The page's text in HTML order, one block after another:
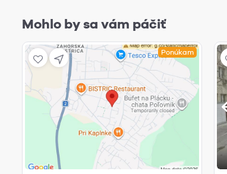
Mohlo by sa vám páčiť
Ponúkam